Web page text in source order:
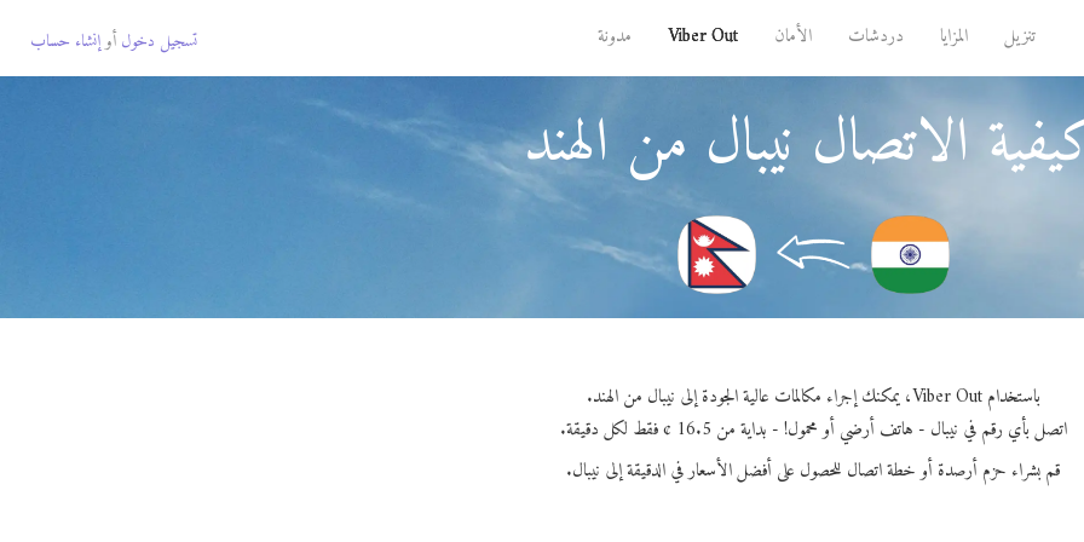
تنزيل المزايا دردشات الأمان Viber Out مدونة تسجيل دخول أوإنشاء حساب
الاتصال نيبال من الهند
باستخدام Viber Out، يمكنك إجراء مكالمات عالية الجودة إلى نيبال من الهند.
اتصل بأي رقم في نيبال - هاتف أرضي أو محمول! - بداية من 16.5 ¢ فقط لكل دقيقة.
قم بشراء حزم أرصدة أو خطة اتصال للحصول على أفضل الأسعار في الدقيقة إلى نيبال.